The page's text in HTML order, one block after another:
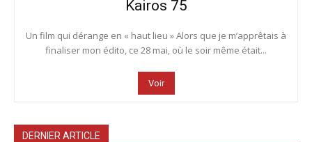
Kairos 75
Un film qui dérange en « haut lieu » Alors que je m’apprêtais à
finaliser mon édito, ce 28 mai, où le soir même était...
Voir
DERNIER ARTICLE